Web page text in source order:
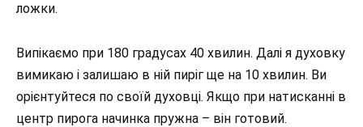
ложки.
Випікаємо при 180 градусах 40 хвилин. Далі я духовку
вимикаю і залишаю в ній пиріг ще на 10 хвилин. Ви
орієнтуйтеся по своїй духовці. Якщо при натисканні в
центр пирога начинка пружна – він готовий.